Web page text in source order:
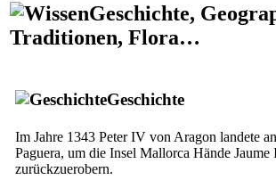
Geschichte,
Traditionen, Flora…
Geschichte
Im Jahre 1343 PeterIV von Aragon landete
Paguera, um die Insel Mallorca Hände Jaume
zurückzuerobern.